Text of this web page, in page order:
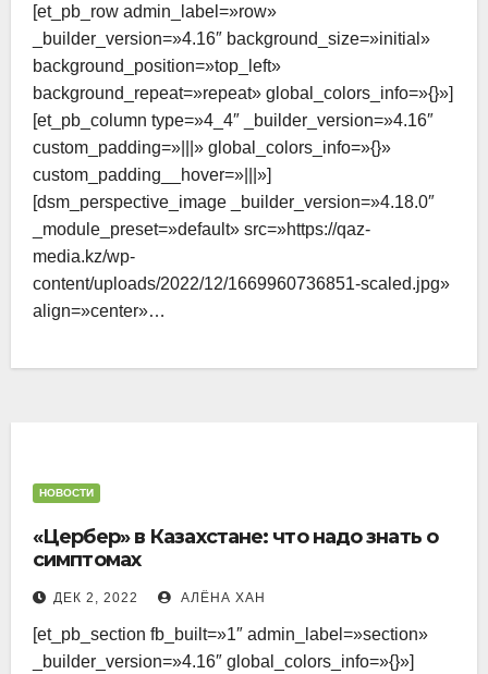
[et_pb_row admin_label=»row»
_builder_version=»4.16″ background_size=»initial»
background_position=»top_left»
background_repeat=»repeat» global_colors_info=»{}»]
[et_pb_column type=»4_4″ _builder_version=»4.16″
custom_padding=»|||» global_colors_info=»{}»
custom_padding__hover=»|||»]
[dsm_perspective_image _builder_version=»4.18.0″
_module_preset=»default» src=»https://qaz-
media.kz/wp-
content/uploads/2022/12/1669960736851-scaled.jpg»
align=»center»…
НОВОСТИ
«Цербер» в Казахстане: что надо знать о
симптомах
ДЕК 2, 2022 АЛЁНА ХАН
[et_pb_section fb_built=»1″ admin_label=»section»
_builder_version=»4.16″ global_colors_info=»{}»]